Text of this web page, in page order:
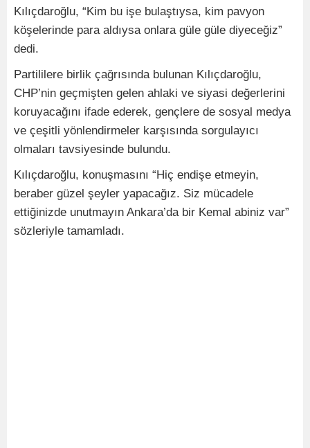
Kılıçdaroğlu, “Kim bu işe bulaştıysa, kim pavyon
köşelerinde para aldıysa onlara güle güle diyeceğiz”
dedi.
Partililere birlik çağrısında bulunan Kılıçdaroğlu,
CHP’nin geçmişten gelen ahlaki ve siyasi değerlerini
koruyacağını ifade ederek, gençlere de sosyal medya
ve çeşitli yönlendirmeler karşısında sorgulayıcı
olmaları tavsiyesinde bulundu.
Kılıçdaroğlu, konuşmasını “Hiç endişe etmeyin,
beraber güzel şeyler yapacağız. Siz mücadele
ettiğinizde unutmayın Ankara’da bir Kemal abiniz var”
sözleriyle tamamladı.